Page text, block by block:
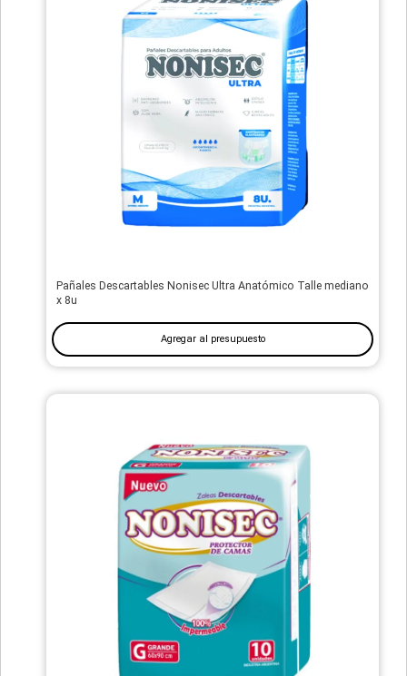
Pañales Descartables Nonisec Ultra Anatómico Talle mediano
x 8u
Agregar al presupuesto